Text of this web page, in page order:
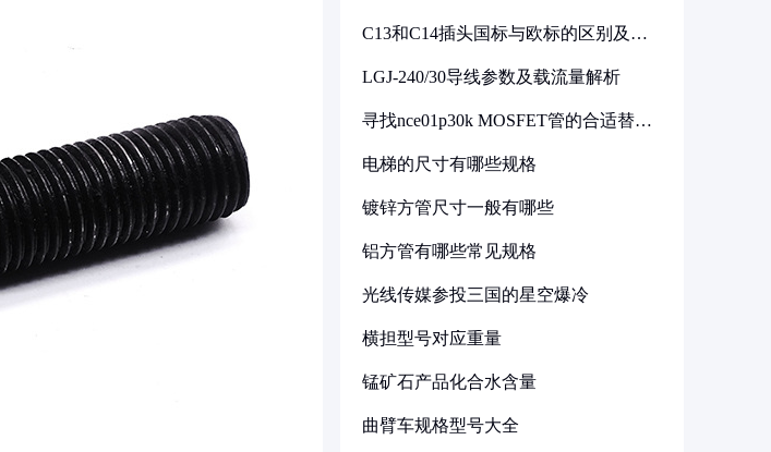
C13和C14插头国标与欧标的区别及其
LGJ-240/30导线参数及载流量解析
寻找nce01p30k MOSFET管的合适替代
电梯的尺寸有哪些规格
镀锌方管尺寸一般有哪些
铝方管有哪些常见规格
光线传媒参投三国的星空爆冷
横担型号对应重量
锰矿石产品化合水含量
曲臂车规格型号大全